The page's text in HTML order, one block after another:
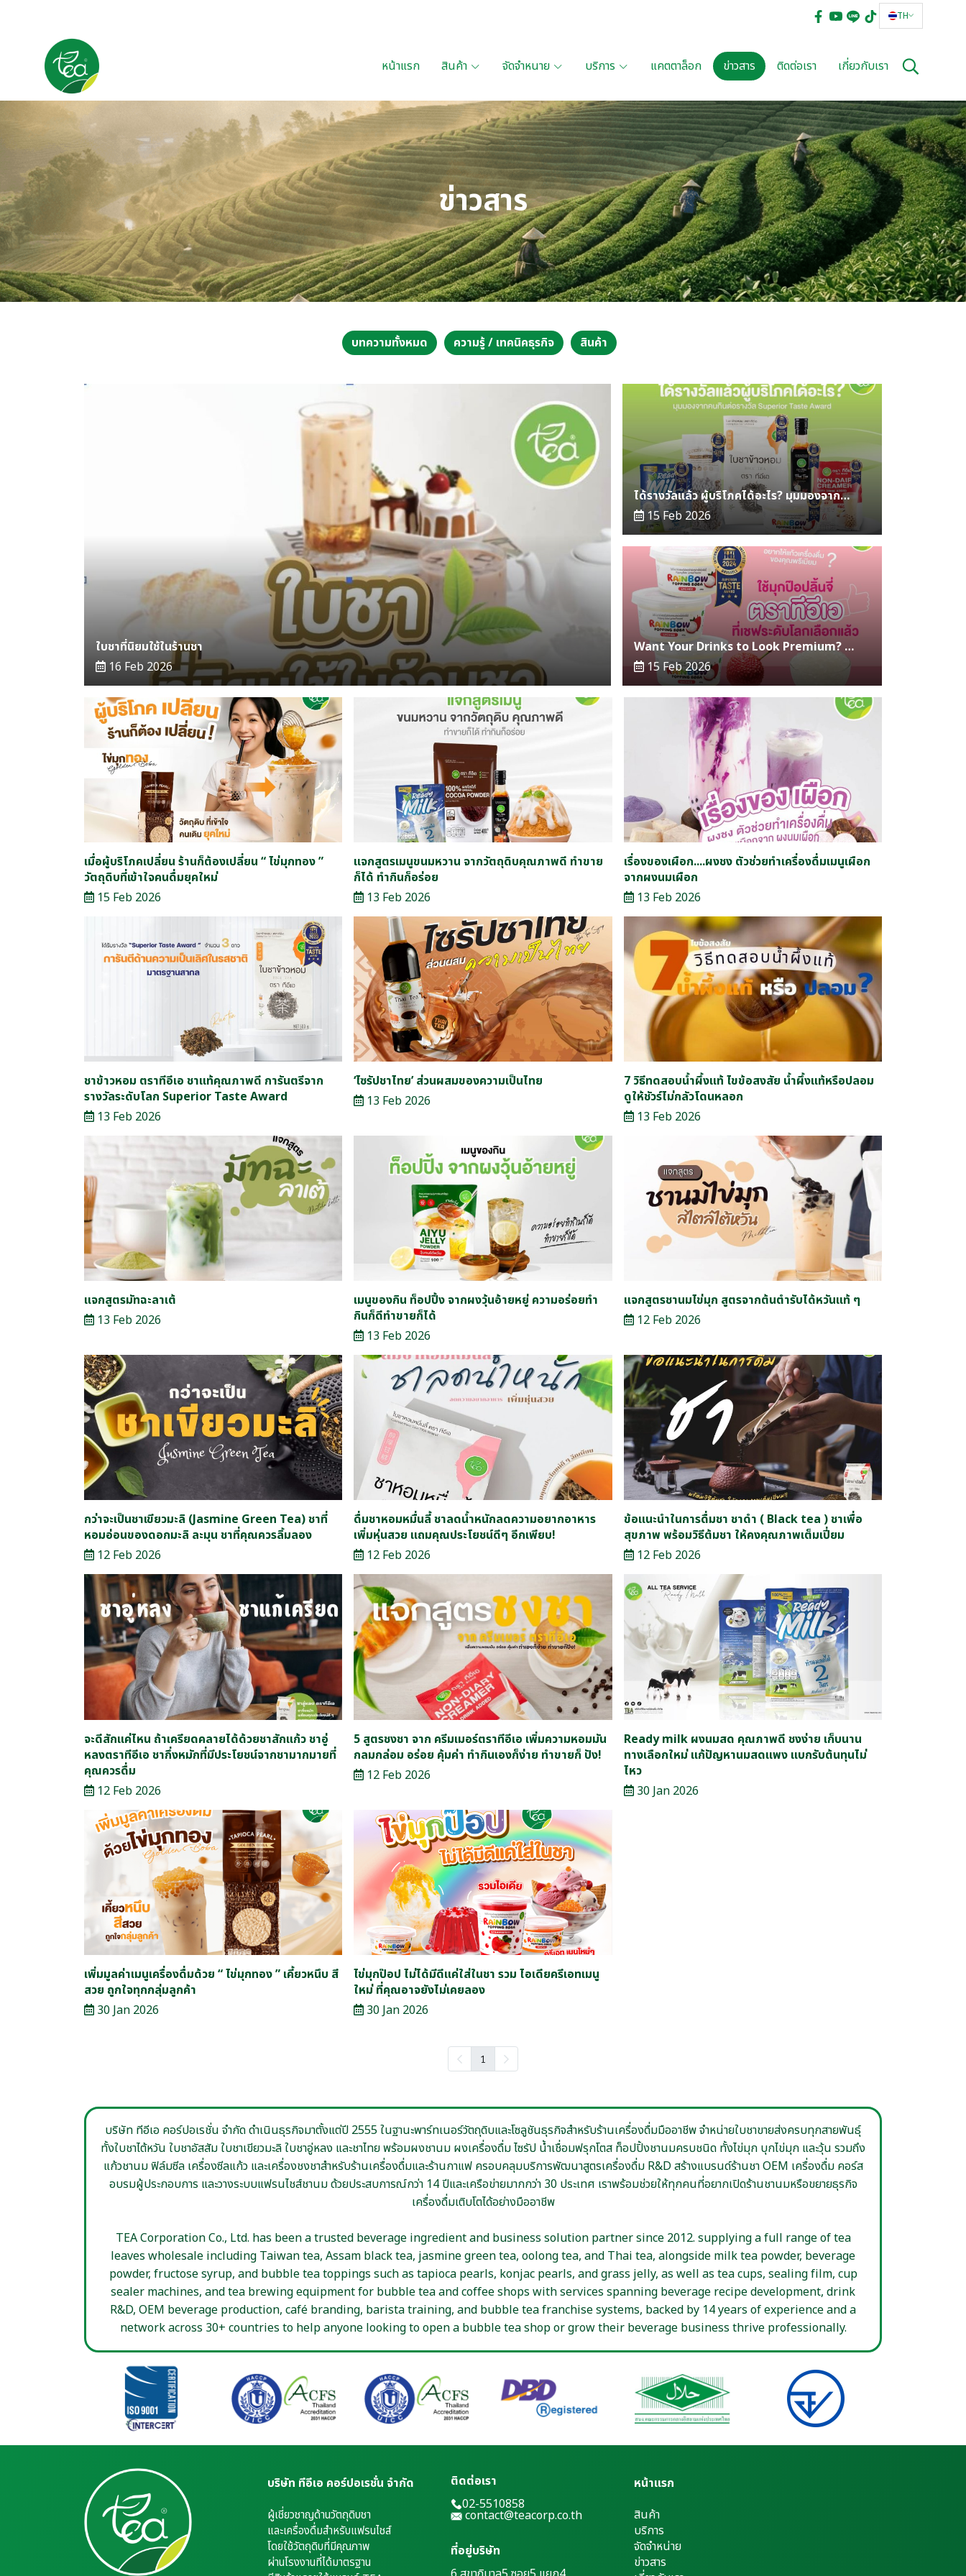
TH
หน้าแรก สินค้า จัดจำหนาย บริการ แคตตาล็อก ข่าวสาร ติดต่อเรา เกี่ยวกับเรา
ข่าวสาร
บทความทั้งหมด ความรู้ / เทคนิคธุรกิจ สินค้า
ใบชาที่นิยมใช้ในร้านชา
16 Feb 2026
ได้รางวัลแล้ว ผู้บริโภคได้อะไร? มุมมองจากคนกินต่อรางวัล Superior Taste Award
15 Feb 2026
Want Your Drinks to Look Premium? Choose TEA Brand Lychee Popping Boba Selected by World-Class Chefs
15 Feb 2026
เมื่อผู้บริโภคเปลี่ยน ร้านก็ต้องเปลี่ยน “ ไข่มุกทอง ”
วัตถุดิบที่เข้าใจคนดื่มยุคใหม่
15 Feb 2026
แจกสูตรเมนูขนมหวาน จากวัตถุดิบคุณภาพดี ทำขาย
ก็ได้ ทำกินก็อร่อย
13 Feb 2026
เรื่องของเผือก....ผงชง ตัวช่วยทำเครื่องดื่มเมนูเผือก
จากผงนมเผือก
13 Feb 2026
ชาข้าวหอม ตราทีอีเอ ชาแท้คุณภาพดี การันตรีจาก
รางวัลระดับโลก Superior Taste Award
13 Feb 2026
‘ไซรัปชาไทย’ ส่วนผสมของความเป็นไทย
13 Feb 2026
7 วิธีทดสอบน้ำผึ้งแท้ ไขข้อสงสัย น้ำผึ้งแท้หรือปลอม
ดูให้ชัวร์ไม่กลัวโดนหลอก
13 Feb 2026
แจกสูตรมัทฉะลาเต้
13 Feb 2026
เมนูของกิน ท็อปปิ้ง จากผงวุ้นอ้ายหยู่ ความอร่อยทำ
กินก็ดีทำขายก็ได้
13 Feb 2026
แจกสูตรชานมไข่มุก สูตรจากต้นตำรับได้หวันแท้ ๆ
12 Feb 2026
กว่าจะเป็นชาเขียวมะลิ (Jasmine Green Tea) ชาที่
หอมอ่อนของดอกมะลิ ละมุน ชาที่คุณควรลิ้มลอง
12 Feb 2026
ดื่มชาหอมหมื่นลี้ ชาลดน้ำหนักลดความอยากอาหาร
เพิ่มหุ่นสวย แถมคุณประโยชน์ดีๆ อีกเพียบ!
12 Feb 2026
ข้อแนะนำในการดื่มชา ชาดำ ( Black tea ) ชาเพื่อ
สุขภาพ พร้อมวิธีต้มชา ให้คงคุณภาพเต็มเปี่ยม
12 Feb 2026
จะดีสักแค่ไหน ถ้าเครียดคลายได้ด้วยชาสักแก้ว ชาอู่
หลงตราทีอีเอ ชากึ่งหมักที่มีประโยชน์จากชามากมายที่
คุณควรดื่ม
12 Feb 2026
5 สูตรชงชา จาก ครีมเมอร์ตราทีอีเอ เพิ่มความหอมมัน
กลมกล่อม อร่อย คุ้มค่า ทำกินเองก็ง่าย ทำขายก็ ปัง!
12 Feb 2026
Ready milk ผงนมสด คุณภาพดี ชงง่าย เก็บนาน
ทางเลือกใหม่ แก้ปัญหานมสดแพง แบกรับต้นทุนไม่
ไหว
30 Jan 2026
เพิ่มมูลค่าเมนูเครื่องดื่มด้วย “ ไข่มุกทอง ” เคี้ยวหนึบ สี
สวย ถูกใจทุกกลุ่มลูกค้า
30 Jan 2026
ไข่มุกป๊อป ไม่ได้มีดีแค่ใส่ในชา รวม ไอเดียครีเอทเมนู
ใหม่ ที่คุณอาจยังไม่เคยลอง
30 Jan 2026
1
บริษัท ทีอีเอ คอร์ปอเรชั่น จำกัด ดำเนินธุรกิจมาตั้งแต่ปี 2555 ในฐานะพาร์ทเนอร์วัตถุดิบและโซลูชันธุรกิจสำหรับร้านเครื่องดื่มมืออาชีพ จำหน่ายใบชาขายส่งครบทุกสายพันธุ์
ทั้งใบชาไต้หวัน ใบชาอัสสัม ใบชาเขียวมะลิ ใบชาอู่หลง และชาไทย พร้อมผงชานม ผงเครื่องดื่ม ไซรัป น้ำเชื่อมฟรุกโตส ท็อปปิ้งชานมครบชนิด ทั้งไข่มุก บุกไข่มุก และวุ้น รวมถึง
แก้วชานม ฟิล์มซีล เครื่องซีลแก้ว และเครื่องชงชาสำหรับร้านเครื่องดื่มและร้านกาแฟ ครอบคลุมบริการพัฒนาสูตรเครื่องดื่ม R&D สร้างแบรนด์ร้านชา OEM เครื่องดื่ม คอร์ส
อบรมผู้ประกอบการ และวางระบบแฟรนไชส์ชานม ด้วยประสบการณ์กว่า 14 ปีและเครือข่ายมากกว่า 30 ประเทศ เราพร้อมช่วยให้ทุกคนที่อยากเปิดร้านชานมหรือขยายธุรกิจ
เครื่องดื่มเติบโตได้อย่างมืออาชีพ
TEA Corporation Co., Ltd. has been a trusted beverage ingredient and business solution partner since 2012. supplying a full range of tea
leaves wholesale including Taiwan tea, Assam black tea, jasmine green tea, oolong tea, and Thai tea, alongside milk tea powder, beverage
powder, fructose syrup, and bubble tea toppings such as tapioca pearls, konjac pearls, and grass jelly, as well as tea cups, sealing film, cup
sealer machines, and tea brewing equipment for bubble tea and coffee shops with services spanning beverage recipe development, drink
R&D, OEM beverage production, café branding, barista training, and bubble tea franchise systems, backed by 14 years of experience and a
network across 30+ countries to help anyone looking to open a bubble tea shop or grow their beverage business thrive professionally.
บริษัท ทีอีเอ คอร์ปอเรชั่น จำกัด
ผู้เชี่ยวชาญด้านวัตถุดิบชา
และเครื่องดื่มสำหรับแฟรนไชส์
โดยใช้วัตถุดิบที่มีคุณภาพ
ผ่านโรงงานที่ได้มาตรฐาน
ติดต่อเรา
02-5510858
contact@teacorp.co.th
ที่อยู่บริษัท
หน้าแรก
สินค้า
บริการ
จัดจำหน่าย
ข่าวสาร